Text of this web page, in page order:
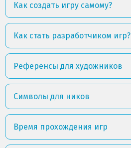
Как создать игру самому?
Как стать разработчиком игр?
Референсы для художников
Символы для ников
Время прохождения игр